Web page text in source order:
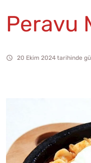
Peravu
20 Ekim 2024 tarihinde